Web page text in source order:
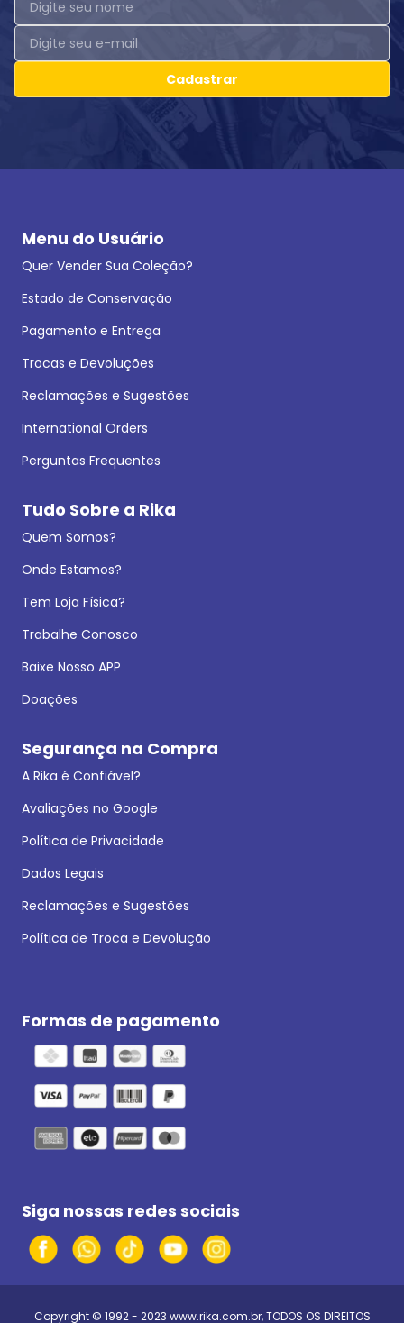
Cadastrar
Menu do Usuário
Quer Vender Sua Coleção?
Estado de Conservação
Pagamento e Entrega
Trocas e Devoluções
Reclamações e Sugestões
International Orders
Perguntas Frequentes
Tudo Sobre a Rika
Quem Somos?
Onde Estamos?
Tem Loja Física?
Trabalhe Conosco
Baixe Nosso APP
Doações
Segurança na Compra
A Rika é Confiável?
Avaliações no Google
Política de Privacidade
Dados Legais
Reclamações e Sugestões
Política de Troca e Devolução
Formas de pagamento
Siga nossas redes sociais
Copyright © 1992 - 2023 www.rika.com.br, TODOS OS DIREITOS